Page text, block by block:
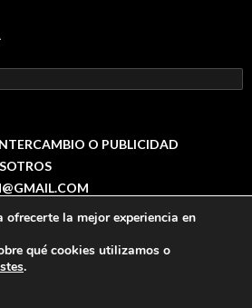
O PUBLICIDAD
gracias a WordPress
la mejor experiencia en
qué cookies utilizamos o
.